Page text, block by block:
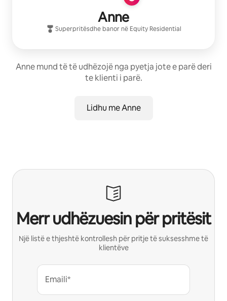
Anne
Superpritësdhe banor në Equity Residential
Anne mund të të udhëzojë nga pyetja jote e parë deri
te klienti i parë.
Lidhu me Anne
Merr udhëzuesin për pritësit
Një listë e thjeshtë kontrollesh për pritje të suksesshme të
klientëve
Emaili*